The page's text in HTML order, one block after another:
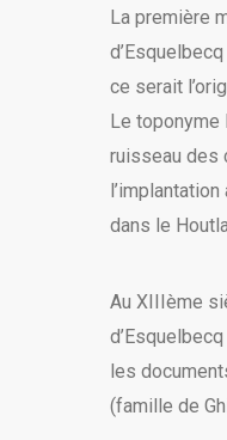
La première
ce serait
Le toponyme
ruisseau des
dans le
Au XIIIème
les
(famille de